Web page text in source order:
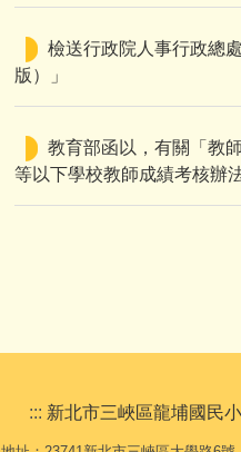
檢送行政院人事行政總
版）」
教育部函以，有關「教
等以下學校教師成績考核辦
::: 新北市三峽區龍埔國民